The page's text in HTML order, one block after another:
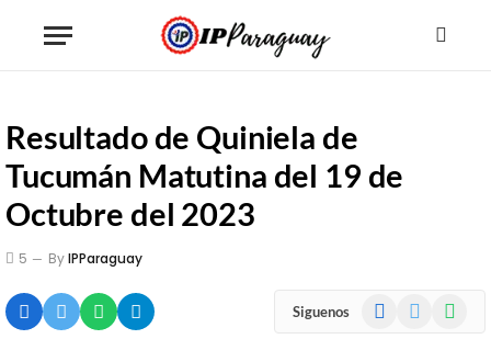
Resultado de Quiniela de
Tucumán Matutina del 19 de
Octubre del 2023
5 ByIPParaguay
Siguenos Facebook